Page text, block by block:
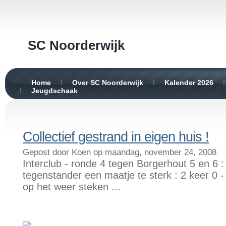
SC Noorderwijk
Home Over SC Noorderwijk
Kalender 2026
Jeugdschaak
Collectief gestrand in eigen huis !
Gepost door Koen op maandag, november 24, 2008
Interclub - ronde 4 tegen Borgerhout 5 en 6
tegenstander een maatje te sterk : 2 keer 0
op het weer steken ...